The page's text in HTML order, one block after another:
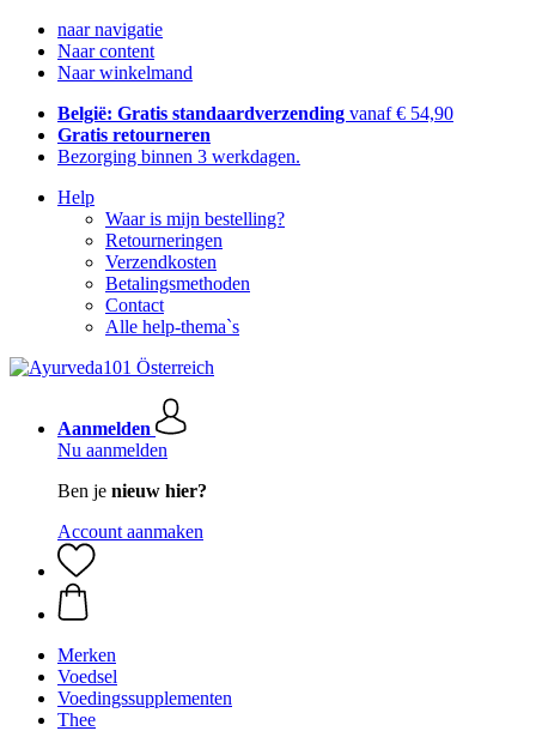
naar navigatie
Naar content
Naar winkelmand
België: Gratis standaardverzending vanaf € 54,90
Gratis retourneren
Bezorging binnen 3 werkdagen.
Help
Waar is mijn bestelling?
Retourneringen
Verzendkosten
Betalingsmethoden
Contact
Alle help-thema`s
Aanmelden
Nu aanmelden
Ben je nieuw hier?
Account aanmaken
Merken
Voedsel
Voedingssupplementen
Thee